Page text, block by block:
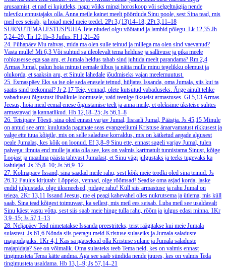
arusaamist, et nad ei kujutleks, nagu võiks mingi horoskoop või selgeltnägija nende
tuleviku ennustajaks olla. Anna meile kainet meelt pöörduda Sinu poole, sest Sina tead, mis
meil ees seisab, ja hoiad meid meie teedel. 2Pt 3,(13)14–18; 2Pt 3,11–18
SURNUTEMÄLESTUSPÜHATeie niuded olgu vöötatud ja lambid põlegu. Lk 12,35 Jh
5,24–29; Tn 12,1b–3 Jutlus: Fl 1,21–26
24. Pühapäev Mu rahvas, mida ma olen sulle teinud ja millega ma olen sind vaevanud?
Vasta mulle! Mi 6,3 Või suhtud sa üleolevalt tema helduse ja sallivuse ja pika meele
rohkusesse ega saa aru, et Jumala heldus tahab sind juhtida meelt parandama? Rm 2,4
Armas Jumal, palun hoia minust eemale ülbus ja näita mulle minu tegelikku olemust ja
olukorda, et saaksin aru, et Sinule lähedale jõudmiseks vajan meelemuutust.
25. Esmaspäev Eks sa ise ole seda enesele teinud, hüljates Issanda, oma Jumala, siis kui ta
saatis sind teekonnal? Jr 2,17 Teie, vennad, olete kutsutud vabaduseks. Ärge ainult tehke
vabadusest õigustust lihalikule loomusele, vaid teenige üksteist armastuses. Gl 5,13Armas
Jeesus, hoia meid eemal enese õigustamise teelt ja anna meile, et oleksime üksteise suhtes
armastavad ja kannatlikud. Hb 12,18–25; Js 56,1–8
26. Teisipäev Tõesti, sina oled ennast varjav Jumal, Iisraeli Jumal, Päästja. Js 45,15 Minule
on antud see arm: kuulutada paganate seas evangeeliumi Kristuse äraarvamatust rikkusest ja
valge ette tuua kõigile, mis on selle saladuse korraldus, mis on kätketud aegade algusest
peale Jumalas, kes kõik on loonud. Ef 3,8–9 Sinu ette, ennast sageli varjav Jumal, tulen
palvega: ilmuta end mulle ja aita olla see, kes on valmis kartmatult tunnistama Sinust, kõige
Loojast ja maailma päästa tahtvast Jumalast, et Sinu vägi julgustaks ja teeks tugevaks ka
kahtlejad. Js 35,8–10; Js 56,9–12
27. Kolmapäev Issand, sina saadad meile rahu, sest kõik meie teodki oled sina teinud. Js
26,12 Paulus kirjutab: Lõppeks, vennad, olge rõõmsad! Seadke oma asjad korda, laske
endid julgustada, olge üksmeelsed, pidage rahu! Küll siis armastuse ja rahu Jumal on
teiega. 2Kr 13,11 Issand Jeesus, me ei peagi kahevahel olles nukrutsema ja ütlema, mis küll
saab. Sina tead kõigest toimuvast, ka sellest, mis meil ees seisab. Luba meil see usaldavalt
Sinu käest vastu võtta, sest siis saab meie hinge tulla rahu, rõõm ja julgus edasi minna. 1Kr
3,9–15; Js 57,1–13
28. Neljapäev Teid nimetatakse Issanda preestriteks, teist räägitakse kui meie Jumala
sulastest. Js 61,6 Nõnda siis peetagu meid Kristuse sulaseiks ja Jumala saladuste
majapidajaiks. 1Kr 4,1 Kas sa igatseksid olla Kristuse sulane ja Jumala saladuste
majapidaja? See on võimalik. Oma sulasteks teeb Tema neid, kes on valmis ennast
tingimusteta Tema kätte andma. Aga see saab sündida nende juures, kes on valmis Teda
tingimusteta usaldama. Hb 13,1–9; Js 57,14–21